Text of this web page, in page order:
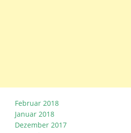
Februar 2018
Januar 2018
Dezember 2017